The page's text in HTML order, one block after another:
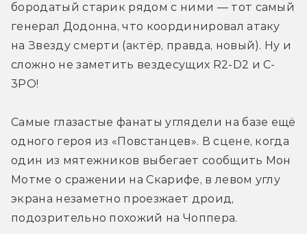
бородатый старик рядом с ними — тот самый
генерал Додонна, что координировал атаку
на Звезду смерти (актёр, правда, новый). Ну и
сложно не заметить вездесущих R2-D2 и C-
3PO!
Самые глазастые фанаты углядели на базе ещё
одного героя из «Повстанцев». В сцене, когда
один из мятежников выбегает сообщить Мон
Мотме о сражении на Скарифе, в левом углу
экрана незаметно проезжает дроид,
подозрительно похожий на Чоппера.